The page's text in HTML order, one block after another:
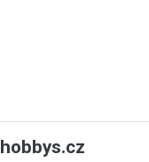
hobbys.cz